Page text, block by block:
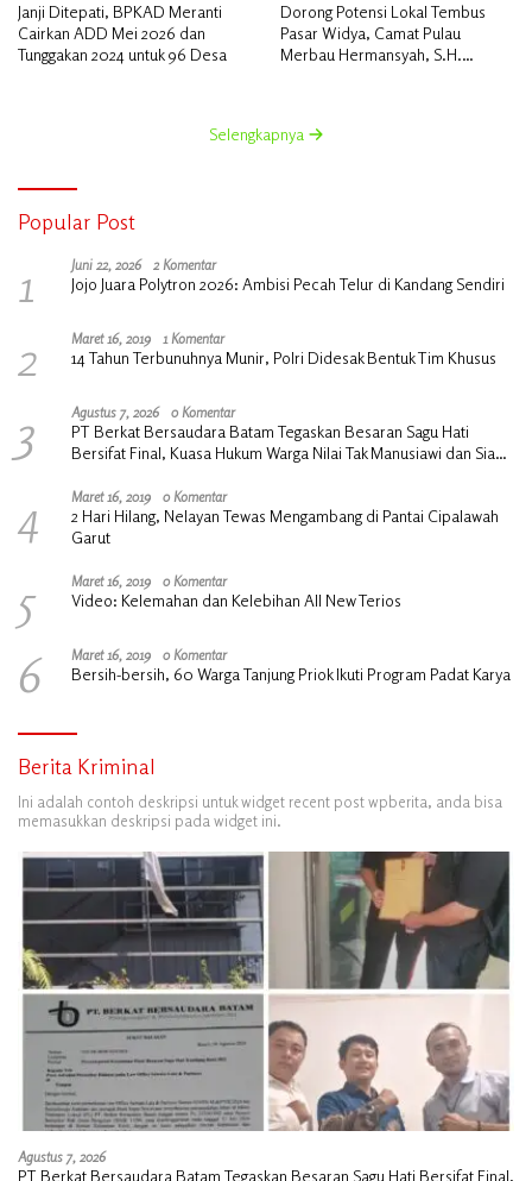
Janji Ditepati, BPKAD Meranti
Cairkan ADD Mei 2026 dan
Tunggakan 2024 untuk 96 Desa
Dorong Potensi Lokal Tembus
Pasar Widya, Camat Pulau
Merbau Hermansyah, S.H.
Selengkapnya
Popular Post
1 Juni 22, 2026 2 Komentar
Jojo Juara Polytron 2026: Ambisi Pecah Telur di Kandang Sendiri
2 Maret 16, 2019 1 Komentar
14 Tahun Terbunuhnya Munir, Polri Didesak Bentuk Tim Khusus
3 Agustus 7, 2026 0 Komentar
PT Berkat Bersaudara Batam Tegaskan Besaran Sagu Hati
Bersifat Final, Kuasa Hukum Warga Nilai Tak Manusiawi dan Siap
4 Maret 16, 2019 0 Komentar
2 Hari Hilang, Nelayan Tewas Mengambang di Pantai Cipalawah
Garut
5 Maret 16, 2019 0 Komentar
Video: Kelemahan dan Kelebihan All New Terios
6 Maret 16, 2019 0 Komentar
Bersih-bersih, 60 Warga Tanjung Priok Ikuti Program Padat Karya
Berita Kriminal
Ini adalah contoh deskripsi untuk widget recent post wpberita, anda bisa
memasukkan deskripsi pada widget ini.
Agustus 7, 2026
PT Berkat Bersaudara Batam Tegaskan Besaran Sagu Hati Bersifat Final,